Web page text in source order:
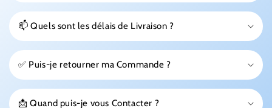
📫 Quels sont les délais de Livraison ?
✅ Puis-je retourner ma Commande ?
📩 Quand puis-je vous Contacter ?